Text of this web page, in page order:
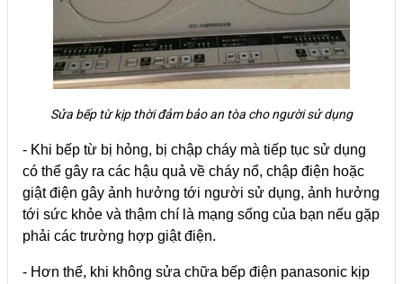
Sửa bếp từ kịp thời đảm bảo an tòa cho người sử dụng
- Khi bếp từ bị hỏng, bị chập cháy mà tiếp tục sử dụng
có thể gây ra các hậu quả về cháy nổ, chập điện hoặc
giật điện gây ảnh hưởng tới người sử dụng, ảnh hưởng
tới sức khỏe và thậm chí là mạng sống của bạn nếu gặp
phải các trường hợp giật điện.
- Hơn thế, khi không sửa chữa bếp điện panasonic kịp